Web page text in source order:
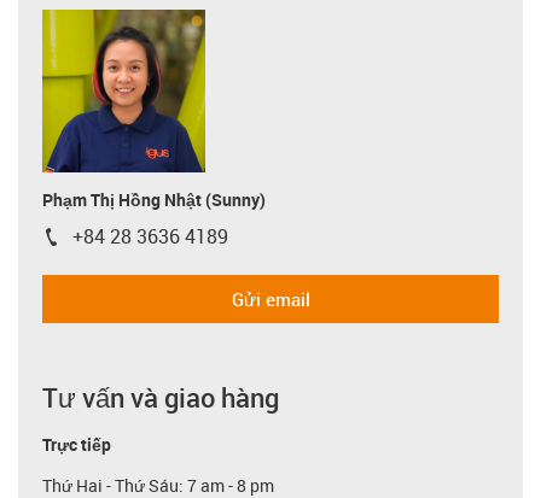
Phạm Thị Hồng Nhật (Sunny)
igus-icon-phone
+84 28 3636 4189
Gửi email
Tư vấn và giao hàng
Trực tiếp
Thứ Hai - Thứ Sáu: 7 am - 8 pm